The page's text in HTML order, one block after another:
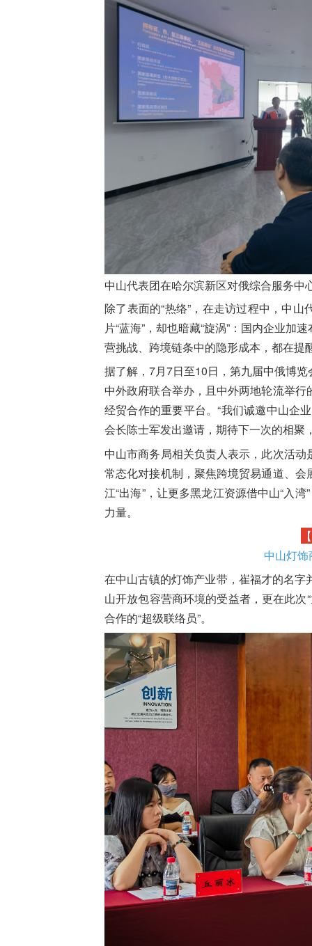
中山代表团在哈尔滨新区对俄综合服务中
除了表面的“热络”，在走访过程中，中
片“蓝海”，却也暗藏“旋涡”：国内企业加
营挑战、跨境链条中的隐形成本，都在提
据了解，7月7日至10日，第九届中俄博
中外政府联合举办，且中外两地轮流举
经贸合作的重要平台。“我们诚邀中山企
会长陈士军发出邀请，期待下一次的相聚
中山市商务局相关负责人表示，此次活
常态化对接机制，聚焦跨境贸易通道、
江“出海”，让更多黑龙江资源借中山“入
力量。
中山灯饰
在中山古镇的灯饰产业带，崔福才的名
山开放包容营商环境的受益者，更在此
合作的“超级联络员”。